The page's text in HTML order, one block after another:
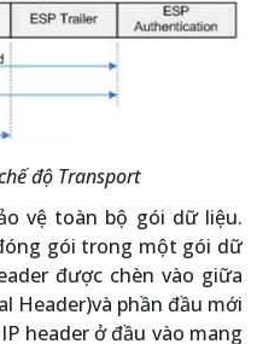
độ Transport
vệ toàn bộ gói dữ liệu.
gói trong một gói dữ
được chèn vào giữa
Header)và phần đầu mới
header ở đầu vào mang